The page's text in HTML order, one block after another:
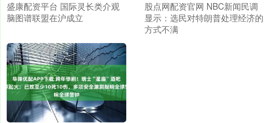
盛康配资平台 国际灵长类介观
脑图谱联盟在沪成立
股点网配资官网 NBC新闻民调
显示：选民对特朗普处理经济的
方式不满